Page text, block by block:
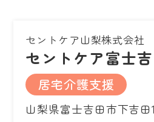
セントケア山梨株式会社
セントケア富士
居宅介護支援
山梨県富士吉田市下吉田